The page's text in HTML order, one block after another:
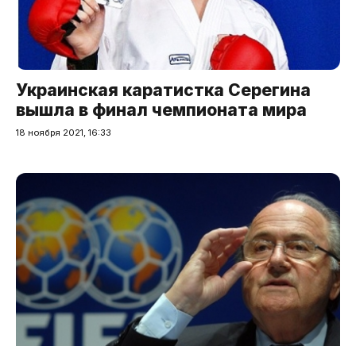
Украинская каратистка Серегина
вышла в финал чемпионата мира
18 ноября 2021, 16:33